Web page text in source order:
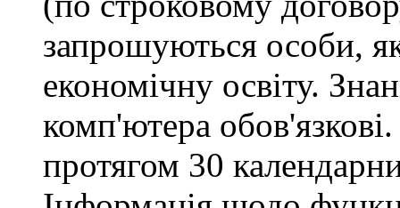
запрошуються особи,
економічну освіту.
комп'ютера
протягом 30